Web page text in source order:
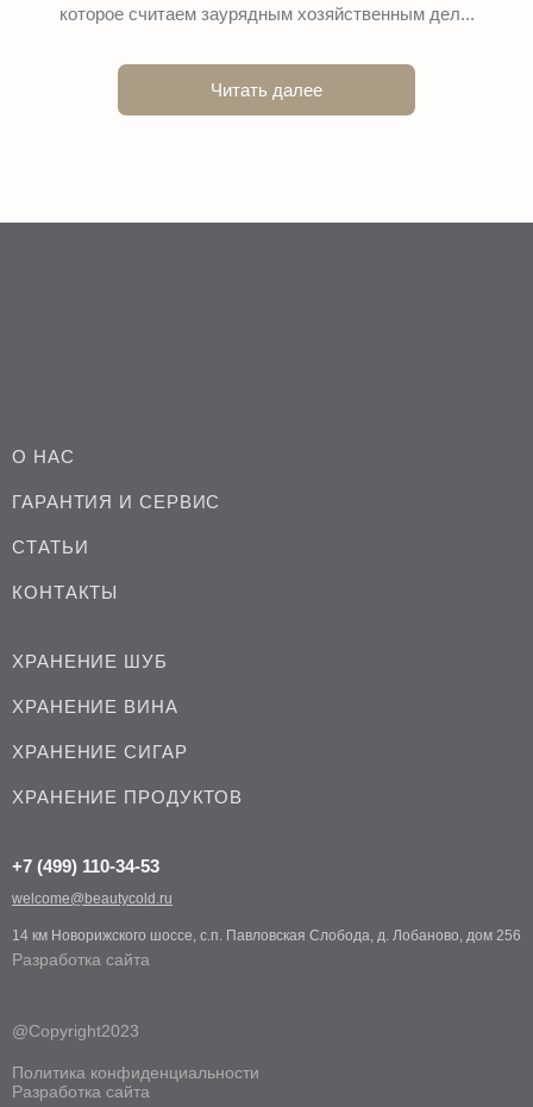
которое считаем заурядным хозяйственным дел...
Читать далее
ХРАНЕНИЕ ШУБ
ХРАНЕНИЕ ВИНА
ХРАНЕНИЕ СИГАР
ХРАНЕНИЕ ПРОДУКТОВ
О НАС
ГАРАНТИЯ И СЕРВИС
СТАТЬИ
КОНТАКТЫ
+7 (499) 110-34-53
welcome@beautycold.ru
14 км Новорижского шоссе, с.п. Павловская Слобода, д. Лобаново, дом 256
Разработка сайта
@Copyright2023
Политика конфиденциальности
Разработка сайта